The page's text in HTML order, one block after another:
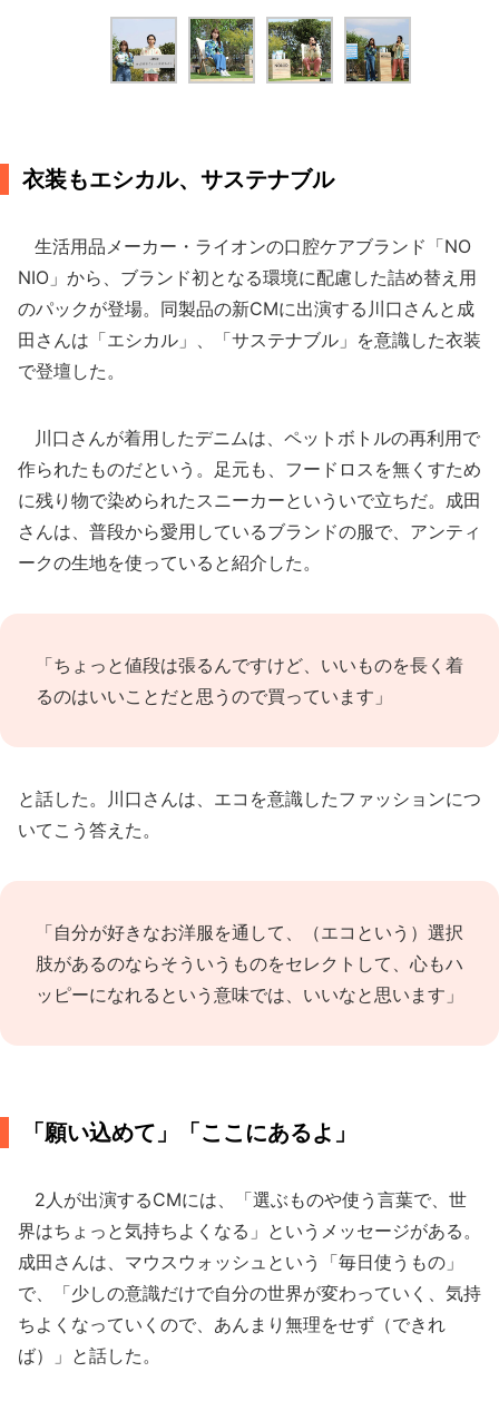
衣装もエシカル、サステナブル
生活用品メーカー・ライオンの口腔ケアブランド「NO
NIO」から、ブランド初となる環境に配慮した詰め替え用
のパックが登場。同製品の新CMに出演する川口さんと成
田さんは「エシカル」、「サステナブル」を意識した衣装
で登壇した。
川口さんが着用したデニムは、ペットボトルの再利用で
作られたものだという。足元も、フードロスを無くすため
に残り物で染められたスニーカーといういで立ちだ。成田
さんは、普段から愛用しているブランドの服で、アンティ
ークの生地を使っていると紹介した。
「ちょっと値段は張るんですけど、いいものを長く着
るのはいいことだと思うので買っています」
と話した。川口さんは、エコを意識したファッションにつ
いてこう答えた。
「自分が好きなお洋服を通して、（エコという）選択
肢があるのならそういうものをセレクトして、心もハ
ッピーになれるという意味では、いいなと思います」
「願い込めて」「ここにあるよ」
2人が出演するCMには、「選ぶものや使う言葉で、世
界はちょっと気持ちよくなる」というメッセージがある。
成田さんは、マウスウォッシュという「毎日使うもの」
で、「少しの意識だけで自分の世界が変わっていく、気持
ちよくなっていくので、あんまり無理をせず（できれ
ば）」と話した。